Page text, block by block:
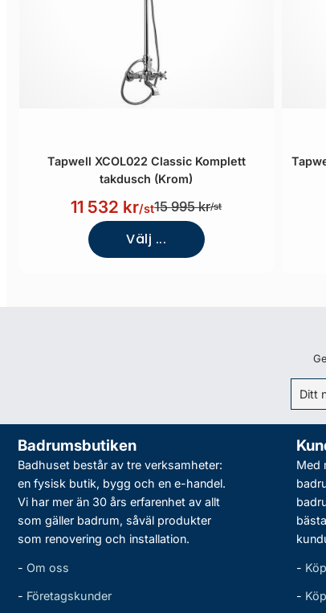
Tapwell XCOL022 Classic Komplett
takdusch (Krom)
11 532 kr/st15 995 kr/st
Välj ...
Badrumsbutiken
Badhuset består av tre verksamheter:
en fysisk butik, bygg och en e-handel.
Vi har mer än 30 års erfarenhet av allt
som gäller badrum, såväl produkter
som renovering och installation.
- Om oss
- Företagskunder
Med
-
-